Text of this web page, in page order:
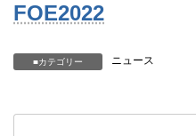
FOE2022
カテゴリー ニュース
検